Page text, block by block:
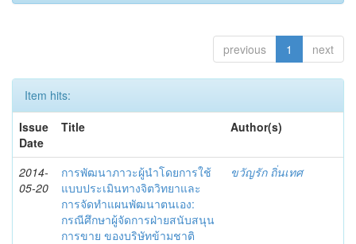
previous 1 next
Item hits:
Issue
Date
Title Author(s)
2014-
05-20
การพัฒนาภาวะผู้นำโดยการใช้
แบบประเมินทางจิตวิทยาและ
การจัดทำแผนพัฒนาตนเอง:
กรณีศึกษาผู้จัดการฝ่ายสนับสนุน
การขาย ของบริษัทข้ามชาติ
ขวัญรัก ถิ่นเทศ